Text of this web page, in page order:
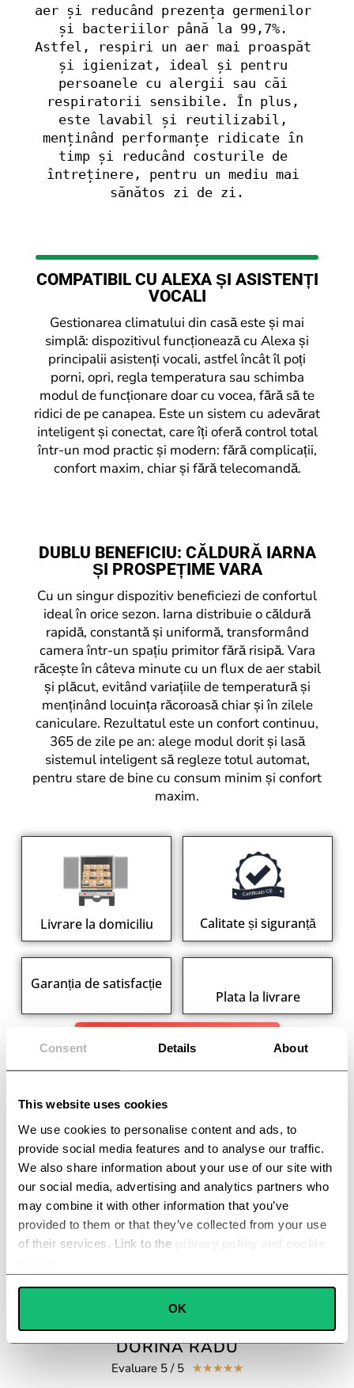
Consent Details About
This website uses cookies
We use cookies to personalise content and ads, to
provide social media features and to analyse our traffic.
We also share information about your use of our site with
our social media, advertising and analytics partners who
may combine it with other information that you’ve
provided to them or that they’ve collected from your use
of their services. Link to the
privacy policy and cookie
OK
aer și reducând prezența germenilor
și bacteriilor până la 99,7%.
Astfel, respiri un aer mai proaspăt
și igienizat, ideal și pentru
persoanele cu alergii sau căi
respiratorii sensibile. În plus,
este lavabil și reutilizabil,
menținând performanțe ridicate în
timp și reducând costurile de
întreținere, pentru un mediu mai
sănătos zi de zi.
COMPATIBIL CU ALEXA ȘI ASISTENȚI
VOCALI
Gestionarea climatului din casă este și mai
simplă: dispozitivul funcționează cu Alexa și
principalii asistenți vocali, astfel încât îl poți
porni, opri, regla temperatura sau schimba
modul de funcționare doar cu vocea, fără să te
ridici de pe canapea. Este un sistem cu adevărat
inteligent și conectat, care îți oferă control total
într-un mod practic și modern: fără complicații,
confort maxim, chiar și fără telecomandă.
DUBLU BENEFICIU: CĂLDURĂ IARNA
ȘI PROSPEȚIME VARA
Cu un singur dispozitiv beneficiezi de confortul
ideal în orice sezon. Iarna distribuie o căldură
rapidă, constantă și uniformă, transformând
camera într-un spațiu primitor fără risipă. Vara
răcește în câteva minute cu un flux de aer stabil
și plăcut, evitând variațiile de temperatură și
menținând locuința răcoroasă chiar și în zilele
caniculare. Rezultatul este un confort continuu,
365 de zile pe an: alege modul dorit și lasă
sistemul inteligent să regleze totul automat,
pentru stare de bine cu consum minim și confort
maxim.
Livrare la domiciliu Calitate și siguranță
Garanția de satisfacție
Plata la livrare
Obțineți Oferta!
ÎNCĂ PUTEȚI COMANDA PENTRU PUȚIN TIMP
Stocurile cu reduceri se epuizează
Comanda cu 50% reducere
+9978 Clienți mulțumiți
DORINA RADU
Evaluare 5 / 5 ☆☆☆☆☆